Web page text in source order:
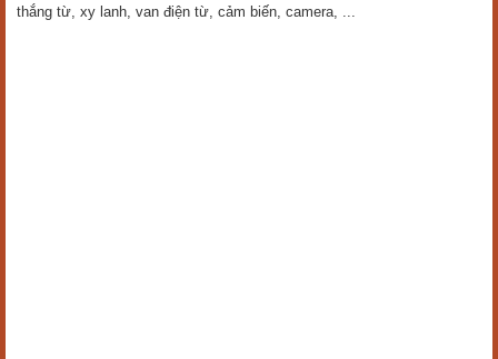
thắng từ, xy lanh, van điện từ, cảm biến, camera, ...